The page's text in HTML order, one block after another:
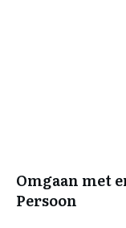
Omgaan met
Persoon